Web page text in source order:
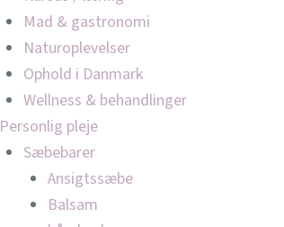
Mad & gastronomi
Naturoplevelser
Ophold i Danmark
Wellness & behandlinger
Personlig pleje
Sæbebarer
Ansigtssæbe
Balsam